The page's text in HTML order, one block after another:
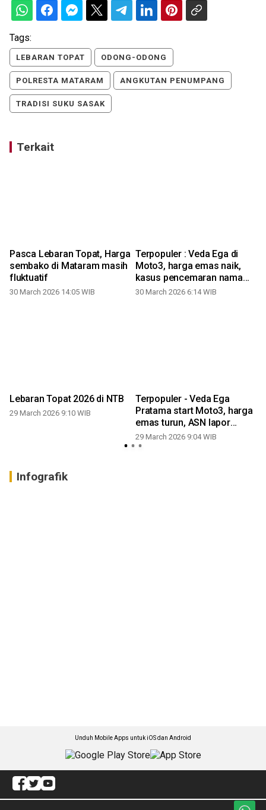
Tags:
LEBARAN TOPAT ODONG-ODONG
POLRESTA MATARAM ANGKUTAN PENUMPANG
TRADISI SUKU SASAK
Terkait
Pasca Lebaran Topat, Harga
sembako di Mataram masih
fluktuatif
30 March 2026 14:05 WIB
Terpopuler : Veda Ega di
Moto3, harga emas naik,
kasus pencemaran nama
baik Bupati Dompu diselidiki,
30 March 2026 6:14 WIB
Lebaran Topat 2026 di NTB
29 March 2026 9:10 WIB
Terpopuler - Veda Ega
Pratama start Moto3, harga
emas turun, ASN lapor
pajak, anak dibatasi gawai
hingga, Lebaran Topat
29 March 2026 9:04 WIB
Infografik
Unduh Mobile Apps untuk iOS dan Android